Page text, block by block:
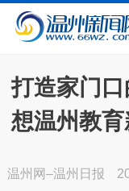
打造家门
想温州教
温州网–温州日报